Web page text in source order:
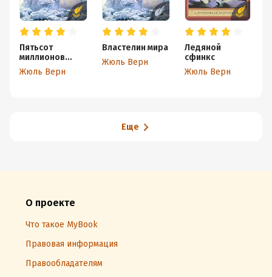
Пятьсот
миллионов
бегумы
Жюль Верн
Властелин мира
Жюль Верн
Ледяной
сфинкс
Жюль Верн
Еще
О проекте
Что такое MyBook
Правовая информация
Правообладателям